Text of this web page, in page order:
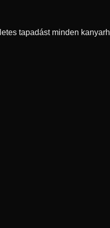
tapadást minden